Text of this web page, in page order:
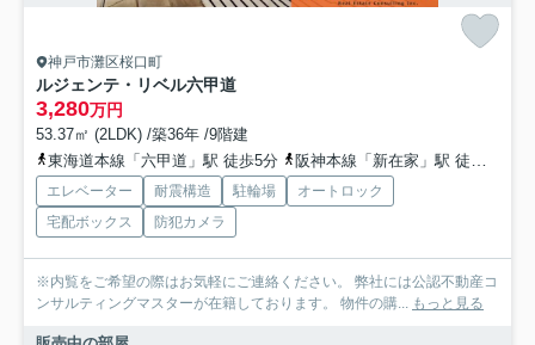
神戸市灘区桜口町
ルジェンテ・リベル六甲道
3,280万円
53.37㎡ (2LDK) /築36年 /9階建
東海道本線「六甲道」駅 徒歩5分
阪神本線「新在家」駅 徒歩5分
エレベーター 耐震構造 駐輪場
オートロック
宅配ボックス
防犯カメラ
※内覧をご希望の際はお気軽にご連絡ください。 弊社には公認不動産コ
ンサルティングマスターが在籍しております。 物件の購...
もっと見る